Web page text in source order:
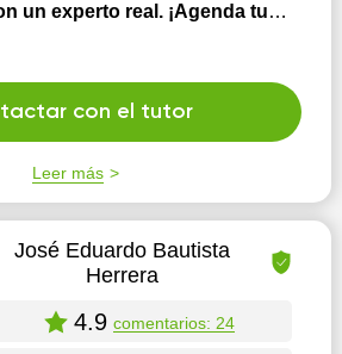
un experto real. ¡Agenda tu
Autónoma de Yucatán
materia granular. -Maestría
en Física Aplicada por el
y de Estudios Avanzados del
con el tutor
Leer más
José Eduardo Bautista
Herrera
4.9 comentarios: 24